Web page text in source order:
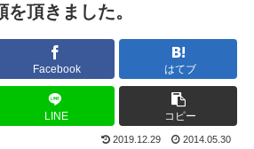
頂きました。
Facebook はてブ
LINE コピー
2019.12.29 2014.05.30